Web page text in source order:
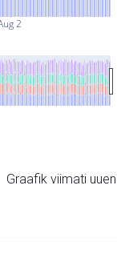
2
Graafik viimati